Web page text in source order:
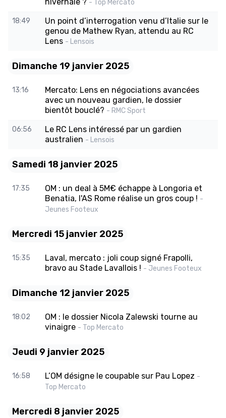
- Top Mercato
18:49
Un point d’interrogation venu d’Italie sur le
genou de Mathew Ryan, attendu au RC
Lens - Lensois
Dimanche 19 janvier 2025
13:16
Mercato: Lens en négociations avancées
avec un nouveau gardien, le dossier
bientôt bouclé? - RMC Sport
06:56
Le RC Lens intéressé par un gardien
australien - Lensois
Samedi 18 janvier 2025
17:35
OM : un deal à 5M€ échappe à Longoria et
Benatia, l'AS Rome réalise un gros coup ! -
Jeunes Footeux
Mercredi 15 janvier 2025
15:35
Laval, mercato : joli coup signé Frapolli,
bravo au Stade Lavallois ! - Jeunes Footeux
Dimanche 12 janvier 2025
18:02
OM : le dossier Nicola Zalewski tourne au
vinaigre - Top Mercato
Jeudi 9 janvier 2025
16:58 L’OM désigne le coupable sur Pau Lopez -
Top Mercato
Mercredi 8 janvier 2025